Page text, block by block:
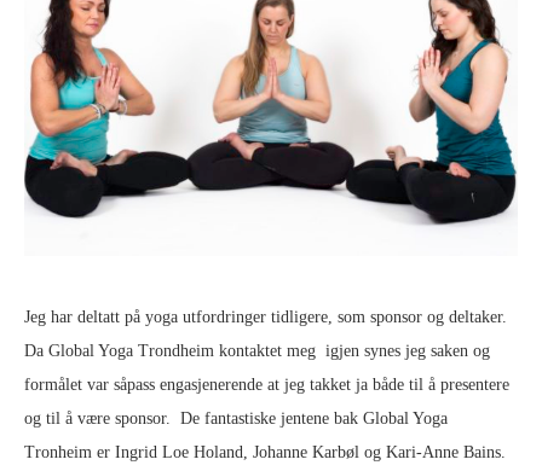
Jeg har deltatt på yoga utfordringer tidligere, som sponsor og deltaker.
Da Global Yoga Trondheim kontaktet meg igjen synes jeg saken og
formålet var såpass engasjenerende at jeg takket ja både til å presentere
og til å være sponsor. De fantastiske jentene bak Global Yoga
Tronheim er Ingrid Loe Holand, Johanne Karbøl og Kari-Anne Bains.